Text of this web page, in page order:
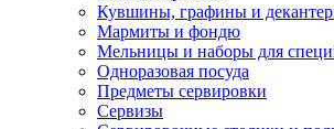
Кувшины, графины и
Мармиты и фондю
Мельницы и наборы для
Одноразовая посуда
Предметы сервировки
Сервизы